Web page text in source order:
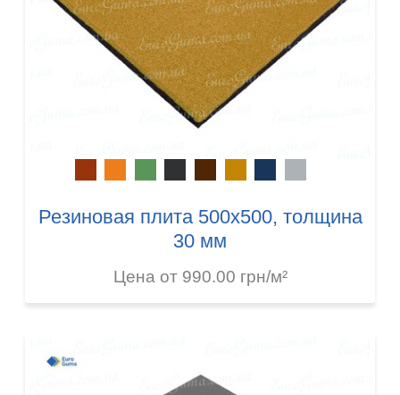
Резиновая плита 500х500, толщина
30 мм
Цена от 990.00 грн/м²